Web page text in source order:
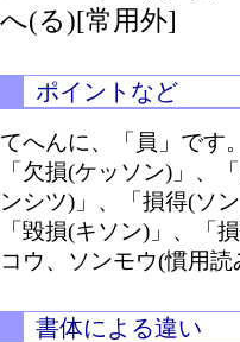
へ(る)[常用外]
ポイントなど
てへんに、「員」です。
「欠損(ケッソン)」、
ンシツ)」、「損得(ソ
「毀損(キソン)」、「
コウ、ソンモウ(慣用読
書体による違い